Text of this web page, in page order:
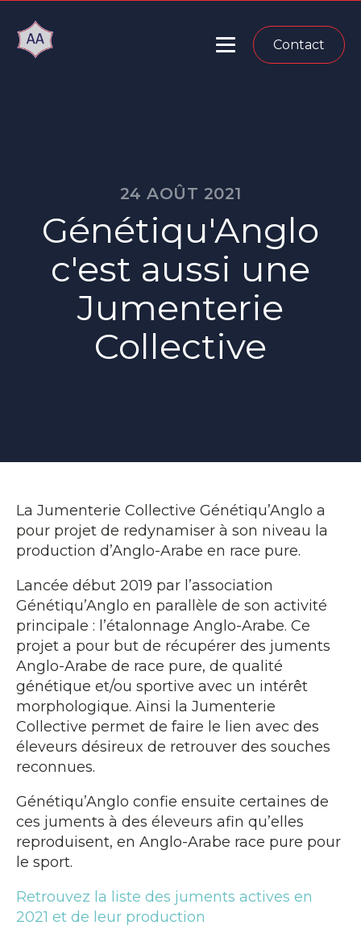
Contact
24 AOÛT 2021
Génétiqu'Anglo
c'est aussi une
Jumenterie
Collective
La Jumenterie Collective Génétiqu’Anglo a
pour projet de redynamiser à son niveau la
production d’Anglo-Arabe en race pure.
Lancée début 2019 par l’association
Génétiqu’Anglo en parallèle de son activité
principale : l’étalonnage Anglo-Arabe. Ce
projet a pour but de récupérer des juments
Anglo-Arabe de race pure, de qualité
génétique et/ou sportive avec un intérêt
morphologique. Ainsi la Jumenterie
Collective permet de faire le lien avec des
éleveurs désireux de retrouver des souches
reconnues.
Génétiqu’Anglo confie ensuite certaines de
ces juments à des éleveurs afin qu’elles
reproduisent, en Anglo-Arabe race pure pour
le sport.
Retrouvez la liste des juments actives en
2021 et de leur production